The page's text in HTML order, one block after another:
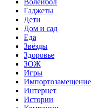
Гаджеты
Дети
Дом и сад
Еда
Звёзды
Здоровье
ЗОЖ
Игры
Импортозамещение
Интернет
Истории